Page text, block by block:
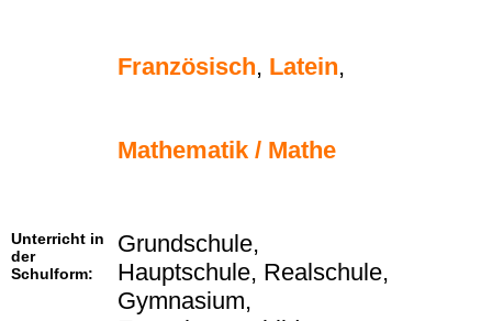
Französisch, Latein,
Mathematik / Mathe
Unterricht in
der
Schulform:
Grundschule,
Hauptschule, Realschule,
Gymnasium,